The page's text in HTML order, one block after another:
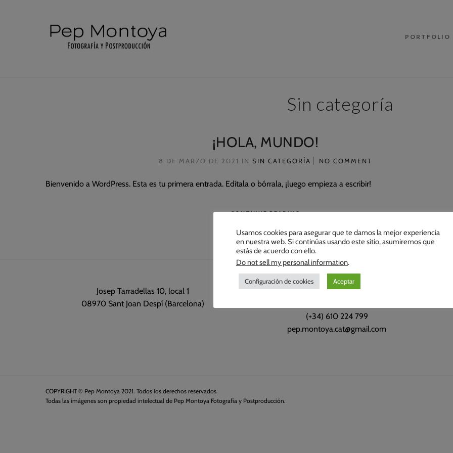
PORTFOLIO
Sin categoría
¡HOLA, MUNDO!
8 DE MARZO DE 2021 IN SIN CATEGORÍA NO COMMENT
Bienvenido a WordPress. Esta es tu primera entrada. Edítala o bórrala, ¡luego empieza a escribir!
CONTINUE READING
Josep Tarradellas 10, local 1
08970 Sant Joan Despí (Barcelona)
Pep Montoya
(+34) 610 224 799
pep.montoya.cat@gmail.com
COPYRIGHT © Pep Montoya 2021. Todos los derechos reservados.
Todas las imágenes son propiedad intelectual de Pep Montoya Fotografía y Postproducción.
Usamos cookies para asegurar que te damos la mejor experiencia
en nuestra web. Si continúas usando este sitio, asumiremos que
estás de acuerdo con ello.
Do not sell my personal information.
Configuración de cookies Aceptar